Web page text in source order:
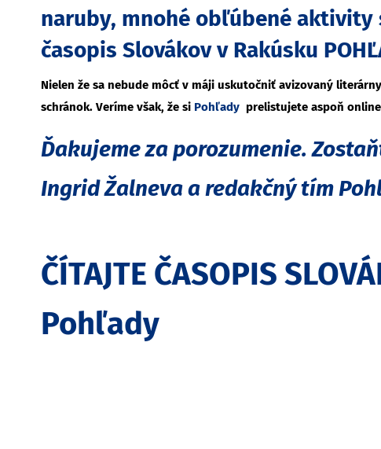
naruby, mnohé obľúbené
časopis Slovákov v Rakúsku
Nielen že sa nebude môcť v máji uskutočniť avizovaný
schránok. Veríme však, že si Pohľady prelistujete aspoň
Ďakujeme za porozumenie.
Ingrid Žalneva a redakčný tím
ČÍTAJTE ČASOPIS
Pohľady